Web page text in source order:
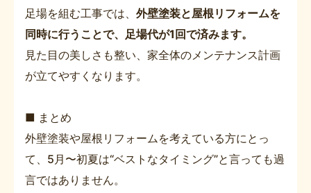
足場を組む工事では、 外壁塗装と屋根リフォームを
同時に行うことで、足場代が1回で済みます。
見た目の美しさも整い、家全体のメンテナンス計画
が立てやすくなります。
■ まとめ
外壁塗装や屋根リフォームを考えている方にとっ
て、5月〜初夏は“ベストなタイミング”と言っても過
言ではありません。